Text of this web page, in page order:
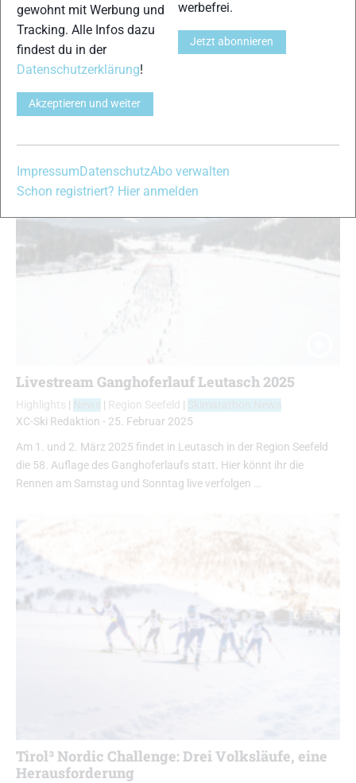
News|Region Seefeld|Skilanglauf|Skimarathon News
Jonathan Göppert-27. Februar 2025
Der 58. Ganghoferlauf findet am Wochenende in Leutasch bei
Seefeld statt, im Rahmen des ältesten Volkslanglauf Österreichs
werden zudem die Euroloppet Europameisterschaften im
Skimarathon ausgetragen…
Livestream Ganghoferlauf Leutasch 2025
Highlights | | Region Seefeld |
XC-Ski Redaktion - 25. Februar 2025
Am 1. und 2. März 2025 findet in Leutasch in der Region Seefeld
die 58. Auflage des Ganghoferlaufs statt. Hier könnt ihr die
Rennen am Samstag und Sonntag live verfolgen …
Tirol³ Nordic Challenge: Drei Volksläufe, eine
Herausforderung
gewohnt mit Werbung und
Tracking. Alle Infos dazu
findest du in der
Datenschutzerklärung!
Akzeptieren und weiter
werbefrei.
Jetzt abonnieren
Impressum DatenschutzAbo verwalten
Schon registriert? Hier anmelden